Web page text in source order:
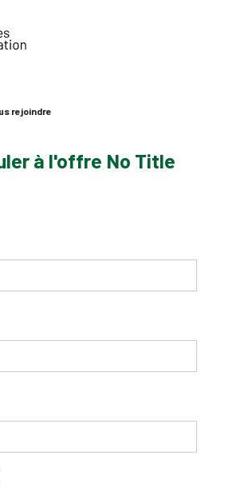
rejoindre
à l'offre No Title